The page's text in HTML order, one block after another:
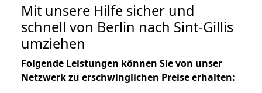
Mit unsere Hilfe sicher und
schnell von Berlin nach Sint-Gillis
umziehen
Folgende Leistungen können Sie von unser
Netzwerk zu erschwinglichen Preise erhalten: